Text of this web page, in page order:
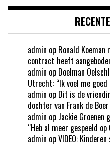
admin op Ronald
contract heeft
admin op Doelman
Utrecht: “Ik voel me goed
admin op Dit is de
dochter van Frank de Boer
admin op Jackie Groenen
“Heb al meer gespeeld
admin opVIDEO: